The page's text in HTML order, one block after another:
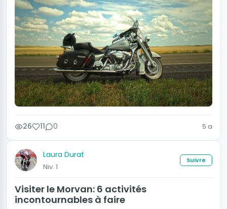
26 11 0 5 a
Laura Durat
Niv. 1
Suivre
Visiter le Morvan: 6 activités
incontournables à faire